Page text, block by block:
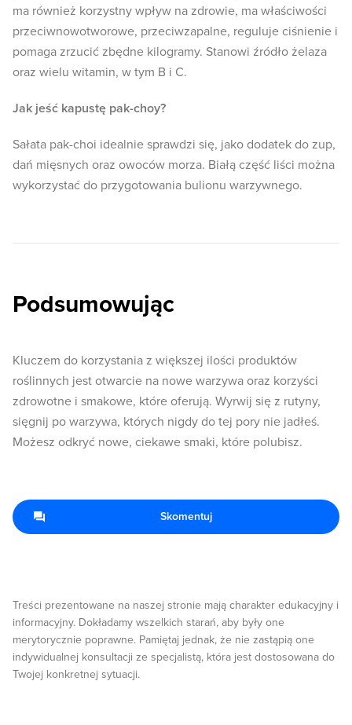
ma również korzystny wpływ na zdrowie, ma właściwości
przeciwnowotworowe, przeciwzapalne, reguluje ciśnienie i
pomaga zrzucić zbędne kilogramy. Stanowi źródło żelaza
oraz wielu witamin, w tym B i C.
Jak jeść kapustę pak-choy?
Sałata pak-choi idealnie sprawdzi się, jako dodatek do zup,
dań mięsnych oraz owoców morza. Białą część liści można
wykorzystać do przygotowania bulionu warzywnego.
Podsumowując
Kluczem do korzystania z większej ilości produktów
roślinnych jest otwarcie na nowe warzywa oraz korzyści
zdrowotne i smakowe, które oferują. Wyrwij się z rutyny,
sięgnij po warzywa, których nigdy do tej pory nie jadłeś.
Możesz odkryć nowe, ciekawe smaki, które polubisz.
Treści prezentowane na naszej stronie mają charakter edukacyjny i
informacyjny. Dokładamy wszelkich starań, aby były one
merytorycznie poprawne. Pamiętaj jednak, że nie zastąpią one
indywidualnej konsultacji ze specjalistą, która jest dostosowana do
Twojej konkretnej sytuacji.
Skomentuj